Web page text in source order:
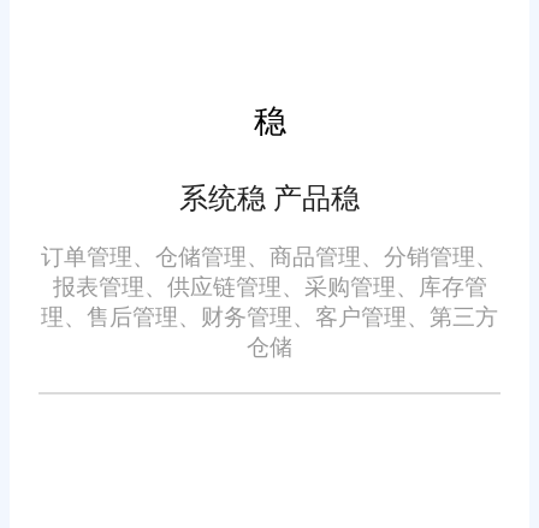
ERP系统是否支持您的行业特定
ERP项目的成本是一个重要
的考虑因素。与供应商明确商定
费用和费用结构，包括软件许可
费用、实施费用、培训费用、维
护和支持费用等。确保项目的预
稳
系统稳 产品稳
订单管理、仓储管理、商品管理、分销管理、
报表管理、供应链管理、采购管理、库存管
理、售后管理、财务管理、客户管理、第三方
仓储